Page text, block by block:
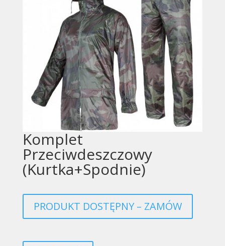
Komplet
Przeciwdeszczowy
(Kurtka+Spodnie)
PRODUKT DOSTĘPNY – ZAMÓW